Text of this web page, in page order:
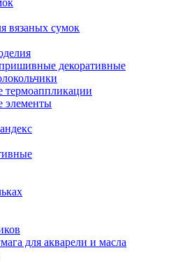
вязаных сумок
декоративные
термоаппликации
элементы
для акварели и масла